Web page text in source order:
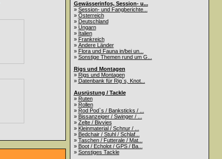
Gewässerinfos, Session- u...
» Session- und Fangberichte...
» Österreich
» Deutschland
» Ungarn
» Italien
» Frankreich
» Andere Länder
» Flora und Fauna in/bei un...
» Sonstige Themen rund um G...
Rigs und Montagen
» Rigs und Montagen
» Datenbank für Rig`s, Knot...
Ausrüstung / Tackle
» Ruten
» Rollen
» Rod Pod`s / Banksticks / ...
» Bissanzeiger / Swinger / ...
» Zelte / Bivvies
» Kleinmaterial / Schnur / ...
» Bedchair / Stuhl / Schlaf...
» Taschen / Futterale / Mat...
» Boot / Echolot / GPS / Ba...
» Sonstiges Tackle